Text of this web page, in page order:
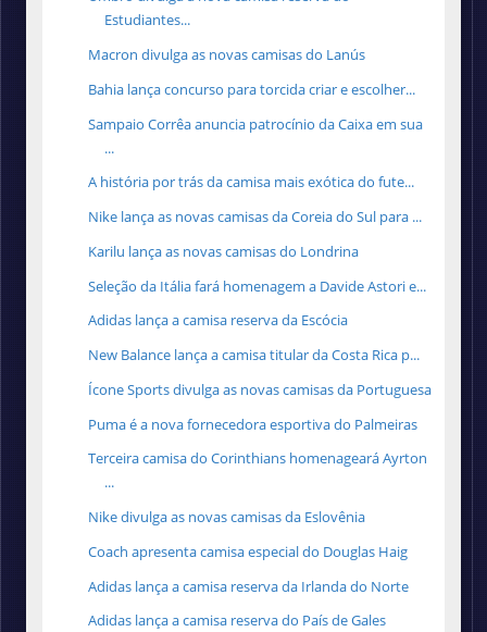
Estudiantes...
Macron divulga as novas camisas do Lanús
Bahia lança concurso para torcida criar e escolher...
Sampaio Corrêa anuncia patrocínio da Caixa em sua
...
A história por trás da camisa mais exótica do fute...
Nike lança as novas camisas da Coreia do Sul para ...
Karilu lança as novas camisas do Londrina
Seleção da Itália fará homenagem a Davide Astori e...
Adidas lança a camisa reserva da Escócia
New Balance lança a camisa titular da Costa Rica p...
Ícone Sports divulga as novas camisas da Portuguesa
Puma é a nova fornecedora esportiva do Palmeiras
Terceira camisa do Corinthians homenageará Ayrton
...
Nike divulga as novas camisas da Eslovênia
Coach apresenta camisa especial do Douglas Haig
Adidas lança a camisa reserva da Irlanda do Norte
Adidas lança a camisa reserva do País de Gales